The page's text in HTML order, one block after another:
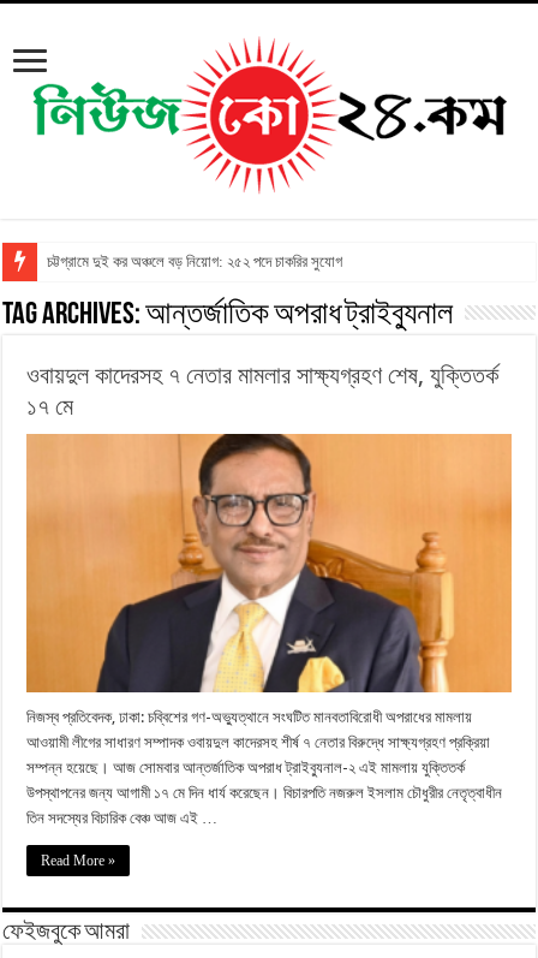
চট্টগ্রামে দুই কর অঞ্চলে বড় নিয়োগ: ২৫২ পদে চাকরির সুযোগ
Tag Archives:আন্তর্জাতিক অপরাধ ট্রাইব্যুনাল
ওবায়দুল কাদেরসহ ৭ নেতার মামলার সাক্ষ্যগ্রহণ শেষ, যুক্তিতর্ক
১৭ মে
নিজস্ব প্রতিবেদক, ঢাকা: চব্বিশের গণ-অভ্যুত্থানে সংঘটিত মানবতাবিরোধী অপরাধের মামলায়
আওয়ামী লীগের সাধারণ সম্পাদক ওবায়দুল কাদেরসহ শীর্ষ ৭ নেতার বিরুদ্ধে সাক্ষ্যগ্রহণ প্রক্রিয়া
সম্পন্ন হয়েছে। আজ সোমবার আন্তর্জাতিক অপরাধ ট্রাইব্যুনাল-২ এই মামলায় যুক্তিতর্ক
উপস্থাপনের জন্য আগামী ১৭ মে দিন ধার্য করেছেন। বিচারপতি নজরুল ইসলাম চৌধুরীর নেতৃত্বাধীন
তিন সদস্যের বিচারিক বেঞ্চ আজ এই …
Read More »
ফেইজবুকে আমরা